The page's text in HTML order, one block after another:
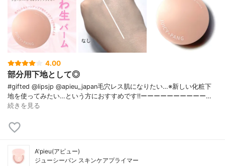
4.00
部分用下地として◎
#gifted @lipsjp @apieu_japan毛穴レス肌になりたい…※新しい化粧下
地を使ってみたい…という方におすすめです‼️ーーーーーーーーーー…
続きを見る
A'pieu(アピュー)
ジューシーパン スキンケアプライマー